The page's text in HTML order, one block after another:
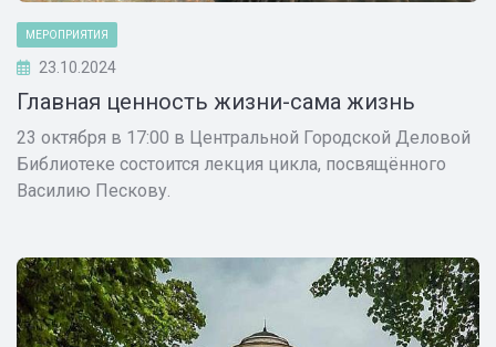
МЕРОПРИЯТИЯ
23.10.2024
Главная ценность жизни-сама жизнь
23 октября в 17:00 в Центральной Городской Деловой
Библиотеке состоится лекция цикла, посвящённого
Василию Пескову.